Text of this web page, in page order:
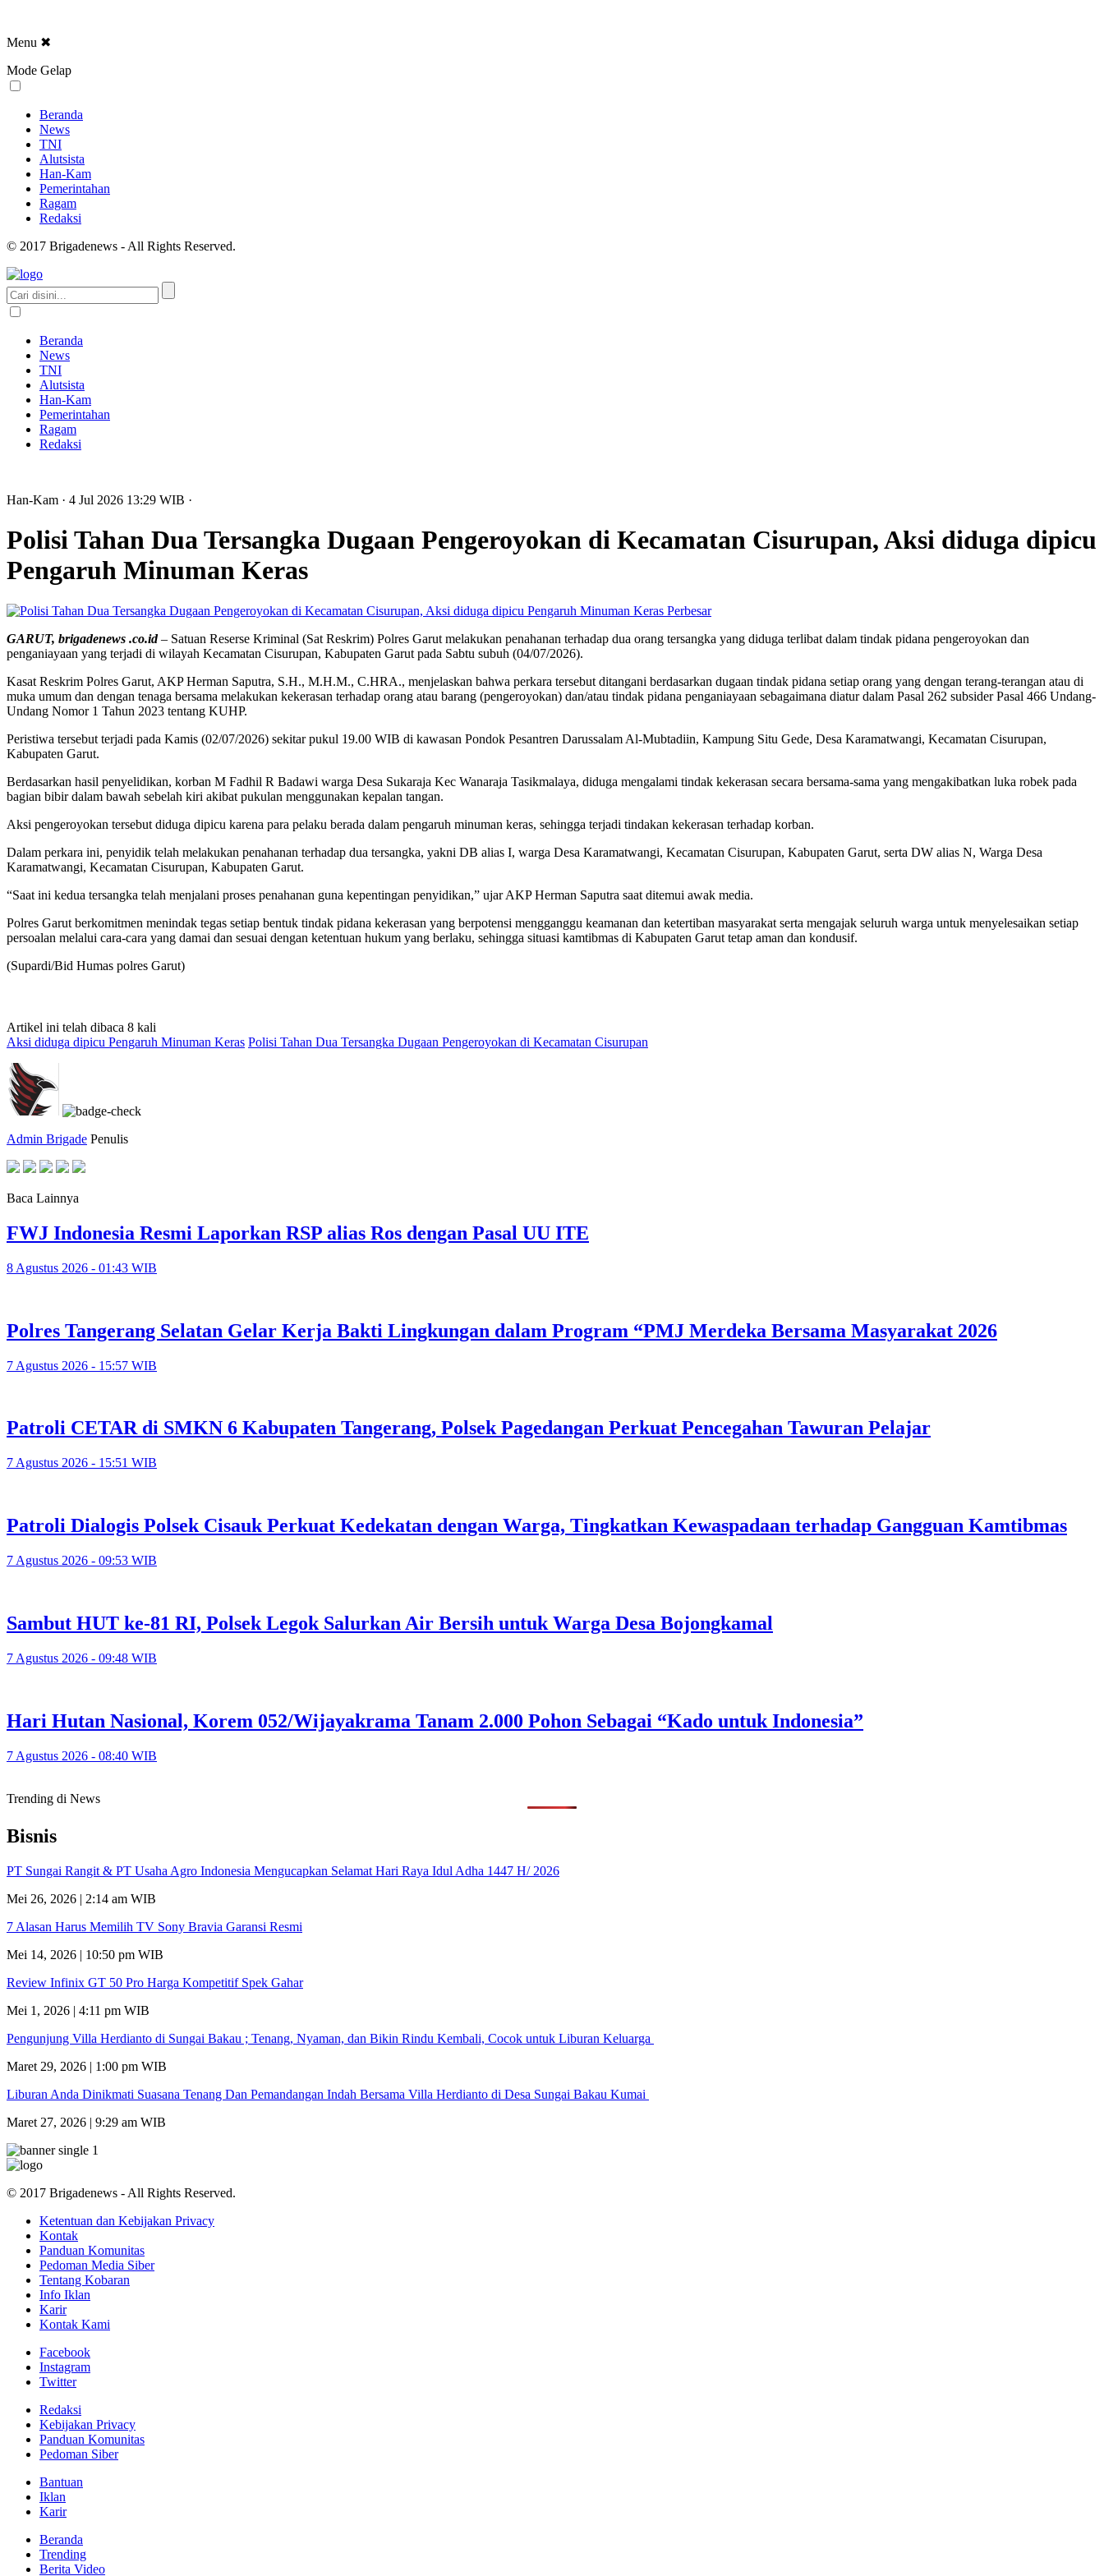
Menu ✖
Mode Gelap
Beranda
News
TNI
Alutsista
Han-Kam
Pemerintahan
Ragam
Redaksi
© 2017 Brigadenews - All Rights Reserved.
Beranda
News
TNI
Alutsista
Han-Kam
Pemerintahan
Ragam
Redaksi
Han-Kam · 4 Jul 2026 13:29 WIB ·
Polisi Tahan Dua Tersangka Dugaan Pengeroyokan di Kecamatan Cisurupan, Aksi diduga dipicu
Pengaruh Minuman Keras
Perbesar
GARUT, brigadenews .co.id– Satuan Reserse Kriminal (Sat Reskrim) Polres Garut melakukan penahanan terhadap dua orang tersangka yang diduga terlibat dalam tindak pidana pengeroyokan dan
penganiayaan yang terjadi di wilayah Kecamatan Cisurupan, Kabupaten Garut pada Sabtu subuh (04/07/2026).
Kasat Reskrim Polres Garut, AKP Herman Saputra, S.H., M.H.M., C.HRA., menjelaskan bahwa perkara tersebut ditangani berdasarkan dugaan tindak pidana setiap orang yang dengan terang-terangan atau di
muka umum dan dengan tenaga bersama melakukan kekerasan terhadap orang atau barang (pengeroyokan) dan/atau tindak pidana penganiayaan sebagaimana diatur dalam Pasal 262 subsider Pasal 466 Undang-
Undang Nomor 1 Tahun 2023 tentang KUHP.
Peristiwa tersebut terjadi pada Kamis (02/07/2026) sekitar pukul 19.00 WIB di kawasan Pondok Pesantren Darussalam Al-Mubtadiin, Kampung Situ Gede, Desa Karamatwangi, Kecamatan Cisurupan,
Kabupaten Garut.
Berdasarkan hasil penyelidikan, korban M Fadhil R Badawi warga Desa Sukaraja Kec Wanaraja Tasikmalaya, diduga mengalami tindak kekerasan secara bersama-sama yang mengakibatkan luka robek pada
bagian bibir dalam bawah sebelah kiri akibat pukulan menggunakan kepalan tangan.
Aksi pengeroyokan tersebut diduga dipicu karena para pelaku berada dalam pengaruh minuman keras, sehingga terjadi tindakan kekerasan terhadap korban.
Dalam perkara ini, penyidik telah melakukan penahanan terhadap dua tersangka, yakni DB alias I, warga Desa Karamatwangi, Kecamatan Cisurupan, Kabupaten Garut, serta DW alias N, Warga Desa
Karamatwangi, Kecamatan Cisurupan, Kabupaten Garut.
“Saat ini kedua tersangka telah menjalani proses penahanan guna kepentingan penyidikan,” ujar AKP Herman Saputra saat ditemui awak media.
Polres Garut berkomitmen menindak tegas setiap bentuk tindak pidana kekerasan yang berpotensi mengganggu keamanan dan ketertiban masyarakat serta mengajak seluruh warga untuk menyelesaikan setiap
persoalan melalui cara-cara yang damai dan sesuai dengan ketentuan hukum yang berlaku, sehingga situasi kamtibmas di Kabupaten Garut tetap aman dan kondusif.
(Supardi/Bid Humas polres Garut)
Artikel ini telah dibaca 8 kali
Aksi diduga dipicu Pengaruh Minuman Keras Polisi Tahan Dua Tersangka Dugaan Pengeroyokan di Kecamatan Cisurupan
Admin Brigade Penulis
Baca Lainnya
FWJ Indonesia Resmi Laporkan RSP alias Ros dengan Pasal UU ITE
8 Agustus 2026 - 01:43 WIB
Polres Tangerang Selatan Gelar Kerja Bakti Lingkungan dalam Program “PMJ Merdeka Bersama Masyarakat 2026
7 Agustus 2026 - 15:57 WIB
Patroli CETAR di SMKN 6 Kabupaten Tangerang, Polsek Pagedangan Perkuat Pencegahan Tawuran Pelajar
7 Agustus 2026 - 15:51 WIB
Patroli Dialogis Polsek Cisauk Perkuat Kedekatan dengan Warga, Tingkatkan Kewaspadaan terhadap Gangguan Kamtibmas
7 Agustus 2026 - 09:53 WIB
Sambut HUT ke-81 RI, Polsek Legok Salurkan Air Bersih untuk Warga Desa Bojongkamal
7 Agustus 2026 - 09:48 WIB
Hari Hutan Nasional, Korem 052/Wijayakrama Tanam 2.000 Pohon Sebagai “Kado untuk Indonesia”
7 Agustus 2026 - 08:40 WIB
Trending di News
Bisnis
PT Sungai Rangit & PT Usaha Agro Indonesia Mengucapkan Selamat Hari Raya Idul Adha 1447 H/ 2026
Mei 26, 2026 | 2:14 am WIB
7 Alasan Harus Memilih TV Sony Bravia Garansi Resmi
Mei 14, 2026 | 10:50 pm WIB
Review Infinix GT 50 Pro Harga Kompetitif Spek Gahar
Mei 1, 2026 | 4:11 pm WIB
Pengunjung Villa Herdianto di Sungai Bakau ; Tenang, Nyaman, dan Bikin Rindu Kembali, Cocok untuk Liburan Keluarga
Maret 29, 2026 | 1:00 pm WIB
Liburan Anda Dinikmati Suasana Tenang Dan Pemandangan Indah Bersama Villa Herdianto di Desa Sungai Bakau Kumai
Maret 27, 2026 | 9:29 am WIB
© 2017 Brigadenews - All Rights Reserved.
Ketentuan dan Kebijakan Privacy
Kontak
Panduan Komunitas
Pedoman Media Siber
Tentang Kobaran
Info Iklan
Karir
Kontak Kami
Facebook
Instagram
Twitter
Redaksi
Kebijakan Privacy
Panduan Komunitas
Pedoman Siber
Bantuan
Iklan
Karir
Beranda
Trending
Berita Video